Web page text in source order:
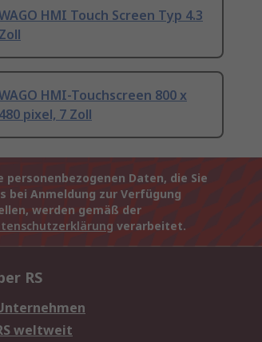
HMI Touch Screen Typ 4.3
Zoll
HMI-Touchscreen 800 x
480 pixel, 7 Zoll
personenbezogenen Daten, die Sie
bei Anmeldung zur Verfügung
werden gemäß der
verarbeitet.
RS
weltweit